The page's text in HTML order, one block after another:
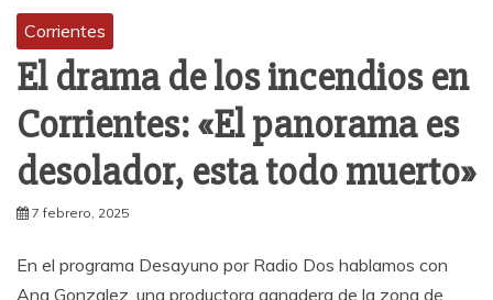
Corrientes
El drama de los incendios en
Corrientes: «El panorama es
desolador, esta todo muerto»
7 febrero, 2025
En el programa Desayuno por Radio Dos hablamos con
Ana Gonzalez, una productora ganadera de la zona de